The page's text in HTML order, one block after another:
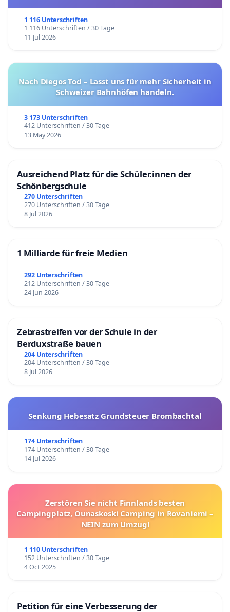
1 116 Unterschriften
1 116 Unterschriften / 30 Tage
11 Jul 2026
Nach Diegos Tod – Lasst uns für mehr Sicherheit in
Schweizer Bahnhöfen handeln.
3 173 Unterschriften
412 Unterschriften / 30 Tage
13 May 2026
Ausreichend Platz für die Schüler.innen der
Schönbergschule
270 Unterschriften
270 Unterschriften / 30 Tage
8 Jul 2026
1 Milliarde für freie Medien
292 Unterschriften
212 Unterschriften / 30 Tage
24 Jun 2026
Zebrastreifen vor der Schule in der
Berduxstraße bauen
204 Unterschriften
204 Unterschriften / 30 Tage
8 Jul 2026
Senkung Hebesatz Grundsteuer Brombachtal
174 Unterschriften
174 Unterschriften / 30 Tage
14 Jul 2026
Zerstören Sie nicht Finnlands besten
Campingplatz, Ounaskoski Camping in Rovaniemi –
NEIN zum Umzug!
1 110 Unterschriften
152 Unterschriften / 30 Tage
4 Oct 2025
Petition für eine Verbesserung der